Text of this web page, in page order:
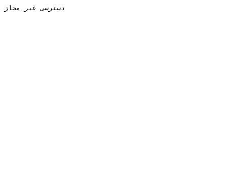
دسترسی غیر مجاز